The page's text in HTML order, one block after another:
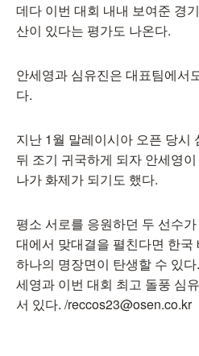
데다 이번 대회 내내 보여준 경
산이 있다는 평가도 나온다.
안세영과 심유진은 대표팀에서
다.
지난 1월 말레이시아 오픈 당시
뒤 조기 귀국하게 되자 안세영
나가 화제가 되기도 했다.
평소 서로를 응원하던 두 선수
대에서 맞대결을 펼친다면 한
하나의 명장면이 탄생할 수 있
세영과 이번 대회 최고 돌풍 심
서 있다. /reccos23@osen.co.kr